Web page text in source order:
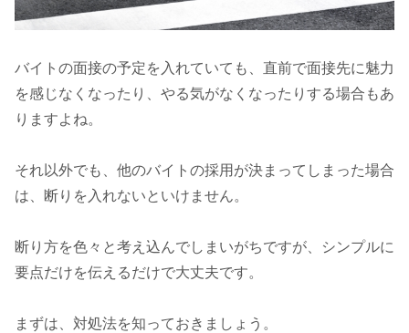
バイトの面接の予定を入れていても、直前で面接先に魅力
を感じなくなったり、やる気がなくなったりする場合もあ
りますよね。
それ以外でも、他のバイトの採用が決まってしまった場合
は、断りを入れないといけません。
断り方を色々と考え込んでしまいがちですが、シンプルに
要点だけを伝えるだけで大丈夫です。
まずは、対処法を知っておきましょう。